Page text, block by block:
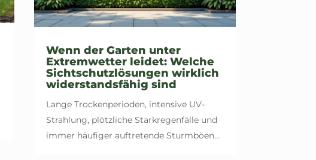
Wenn der Garten unter
Extremwetter leidet: Welche
Sichtschutzlösungen wirklich
widerstandsfähig sind
Lange Trockenperioden, intensive UV-
Strahlung, plötzliche Starkregenfälle und
immer häufiger auftretende Sturmböen...